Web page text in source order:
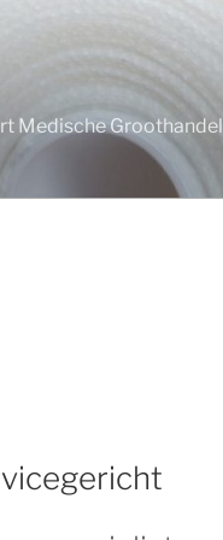
Medische Groothandel